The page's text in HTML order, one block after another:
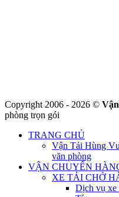
Copyright 2006 - 2026 ©
phòng trọn gói
TRANG CHỦ
Vận Tải Hùng
văn phòng
VẬN CHUYỂN
XE TẢI CHỞ
Dịch vụ xe